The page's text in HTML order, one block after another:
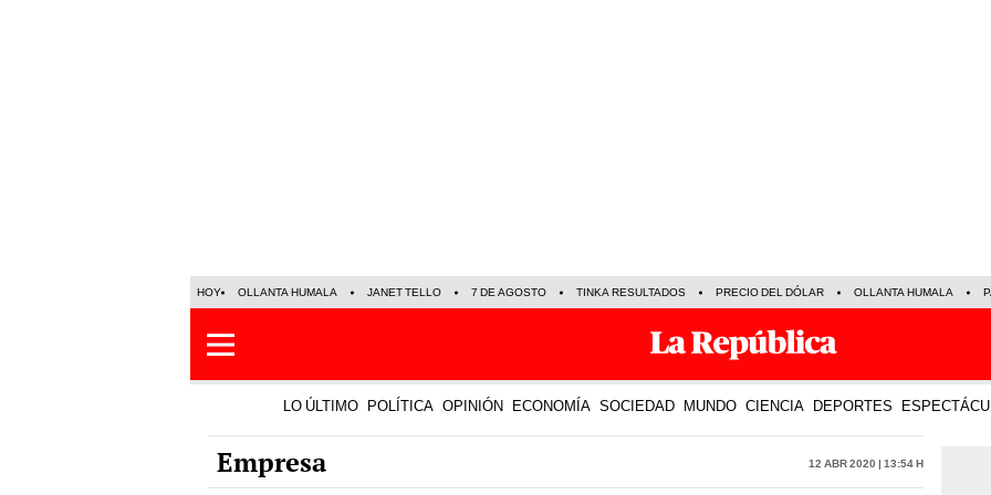
HOY OLLANTA HUMALA JANET TELLO 7 DE AGOSTO TINKA RESULTADOS PRECIO DEL DÓLAR OLLANTA HUMALA
LO ÚLTIMO POLÍTICA OPINIÓN ECONOMÍA SOCIEDAD MUNDO CIENCIA DEPORTES
Empresa 12 Abr 2020 | 13:54 h